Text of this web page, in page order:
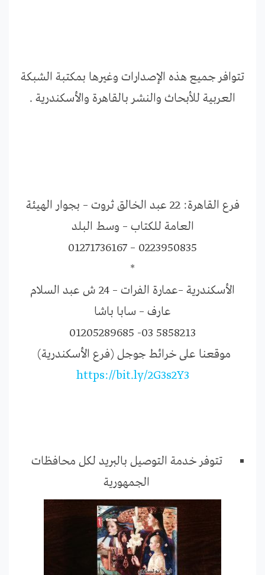
تتوافر جميع هذه الإصدارات وغيرها بمكتبة الشبكة
العربية للأبحاث والنشر بالقاهرة والأسكندرية .
‎فرع القاهرة: 22 عبد الخالق ثروت – بجوار الهيئة
العامة للكتاب – وسط البلد
0223950835 – 01271736167
*
‎الأسكندرية –عمارة الفرات – 24 ش عبد السلام
عارف – سابا باشا
5858213 03- 01205289685
https://bit.ly/2G3s2Y3
تتوفر خدمة التوصيل بالبريد لكل محافظات
الجمهورية